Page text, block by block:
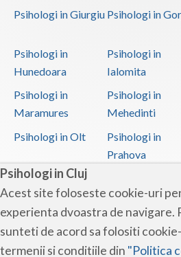
Psihologi in Cluj
Acest site foloseste cookie-uri
experienta dvoastra de navigare.
sunteti de acord sa folositi
termenii si conditiile din "Politica
Psihologi in Giurgiu Psihologi in
Psihologi in
Hunedoara
Psihologi in
Ialomita
Psihologi in
Maramures
Psihologi in
Mehedinti
Psihologi in Olt
Psihologi in
Prahova
Psihologi in Sibiu
Psihologi in
Suceava
Psihologi in Timis
Psihologi in